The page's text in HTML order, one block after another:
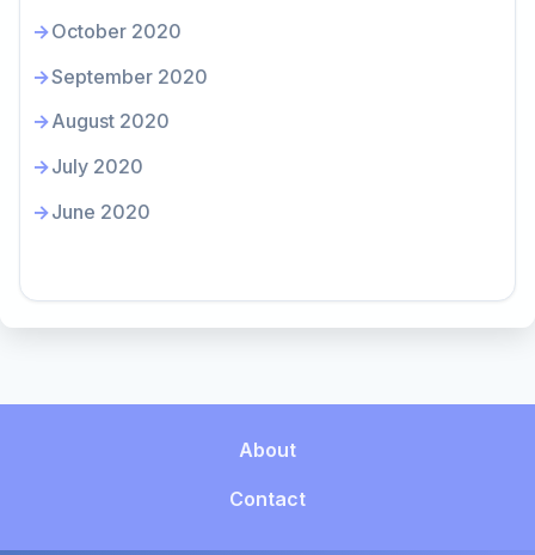
October 2020
September 2020
August 2020
July 2020
June 2020
About
Contact